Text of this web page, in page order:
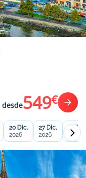
desde549€
20 Dic.
2026
27 Dic.
2026
03
2027